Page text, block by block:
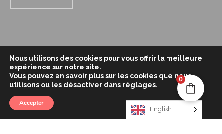
Mentions légales
Politique de confidentialité
Nous utilisons des cookies pour vous offrir la meilleure
expérience sur notre site.
Vous pouvez en savoir plus sur les cookies que nous
utilisons ou les désactiver dans réglages.
Accepter
0
English